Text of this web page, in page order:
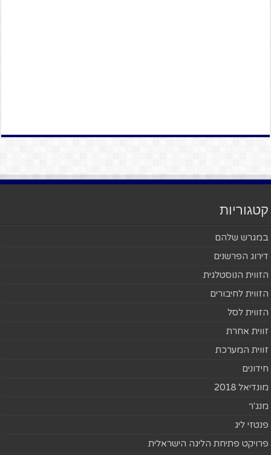
קטגוריות
במגרש שלהם
דירוג הפרשנים
הזווית הנוסטלגית
הזווית לחיבורים
הזווית לסל
זווית אחרת
זווית המערכת
חידונים
מונדיאל 2018
מנג'ר
פנטזי ליג
פרויקט פתיחת הליגה הישראלית